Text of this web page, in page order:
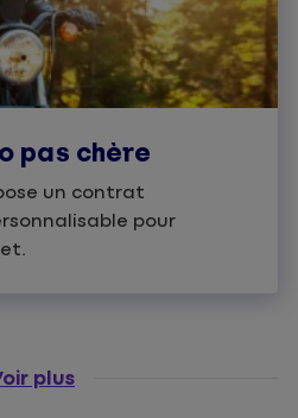
pas chère
un contrat
pour
plus